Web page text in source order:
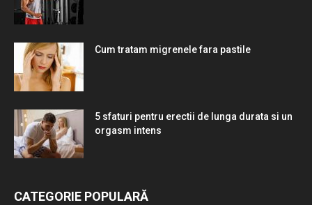
Cum tratam migrenele fara pastile
5 sfaturi pentru erectii de lunga durata si un
orgasm intens
CATEGORIE POPULARĂ